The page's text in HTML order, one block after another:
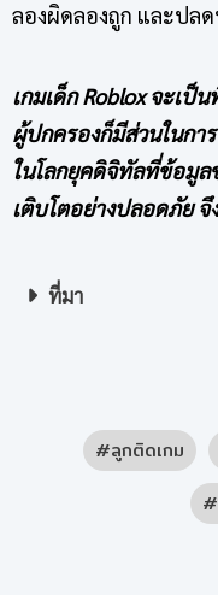
ลองผิดลองถูก และปล
เกมเด็กRobloxจะเป็น
ผู้ปกครองก็มีส่วนในกา
ในโลกยุคดิจิทัลที่ข้อมูล
เติบโตอย่างปลอดภัย จึ
ที่มา
ลูกติดเกม